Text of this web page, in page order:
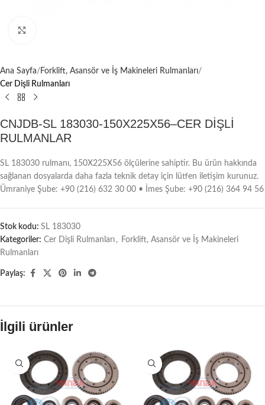
Ana Sayfa
Forklift, Asansör ve İş Makineleri Rulmanları
Cer Dişli Rulmanları
CNJDB-SL 183030-150X225X56–CER DİŞLİ
RULMANLAR
SL 183030 rulmanı, 150X225X56 ölçülerine sahiptir. Bu ürün hakkında
sağlanan dosyalarda daha fazla teknik detay için lütfen iletişim kurunuz.
Ümraniye Şube: +90 (216) 632 30 00 • İmes Şube: +90 (216) 364 94 56
Stok kodu: SL 183030
Kategoriler: Cer Dişli Rulmanları , Forklift, Asansör ve İş Makineleri
Rulmanları
Paylaş:
İlgili ürünler